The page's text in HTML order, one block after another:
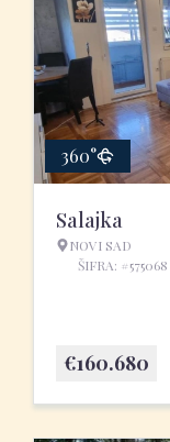
360°
Salajka
NOVI SAD
ŠIFRA: #575068
€160.680